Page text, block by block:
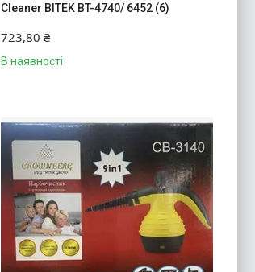
Cleaner BITEK BT-4740/ 6452 (6)
723,80 ₴
В наявності